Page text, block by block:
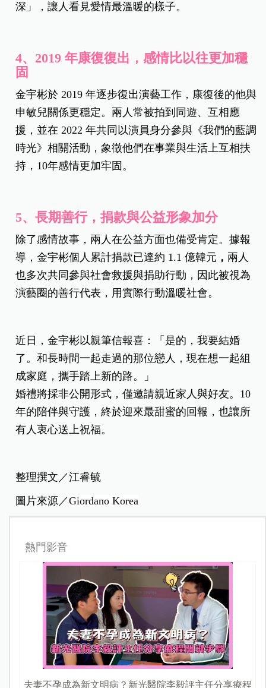
深」，讓人看見愛情最溫暖的樣子。
4、2019 年康復復出，感情比以往更加穩
固
金宇彬於 2019 年逐步復出演藝工作，康復後的他與
申敏兒關係更穩定。兩人常被拍到同遊、互相應
援，並在 2022 年共同以演員身分參與《我們的藍調
時光》相關活動，象徵他們在事業與生活上互相扶
持，10年感情更加牢固。
5、長期善行，捐款與公益形象加分
除了感情故事，兩人在公益方面也備受肯定。據報
導，金宇彬個人累計捐款已達約 1.1 億韓元 ， 兩人
也多次共同參與社會救援與捐助行動，因此被視為
演藝圈的善行代表，用實際行動溫暖社會。
近日，金宇彬以親筆信報喜：「是的，我要結婚
了。和長時間一起走過的那位戀人，現在想一起組
成家庭，攜手踏上新的路。」
婚禮將採非公開形式，僅邀請親近家人與好友。10
年的陪伴與守護，終於迎來最甜蜜的回報，也讓所
有人衷心送上祝福。
整理撰文／江睿毓
圖片來源／Giordano Korea
熱門影音
夫妻不孕成為新文明病？新光醫院李毅評主任分享療程